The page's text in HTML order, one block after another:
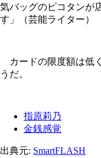
気バッグのピコタンが
す」（芸能ライター）
カードの限度額は低
うだ。
指原莉乃
金銭感覚
出典元: SmartFLASH